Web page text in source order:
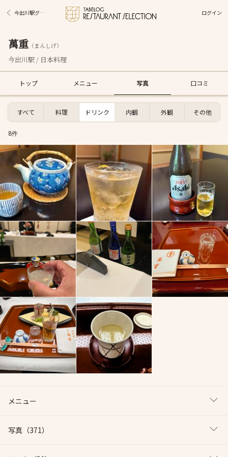
今出川駅グルメ ログイン
萬重 （まんしげ）
今出川駅 / 日本料理
トップ メニュー 写真 口コミ
すべて 料理 ドリンク 内観 外観 その他
8件
メニュー
写真 （371）